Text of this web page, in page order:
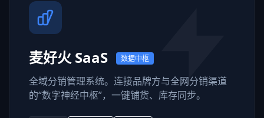
麦好火 SaaS 数据中枢
全域分销管理系统。连接品牌方与全网分销渠道
的“数字神经中枢”，一键铺货、库存同步。